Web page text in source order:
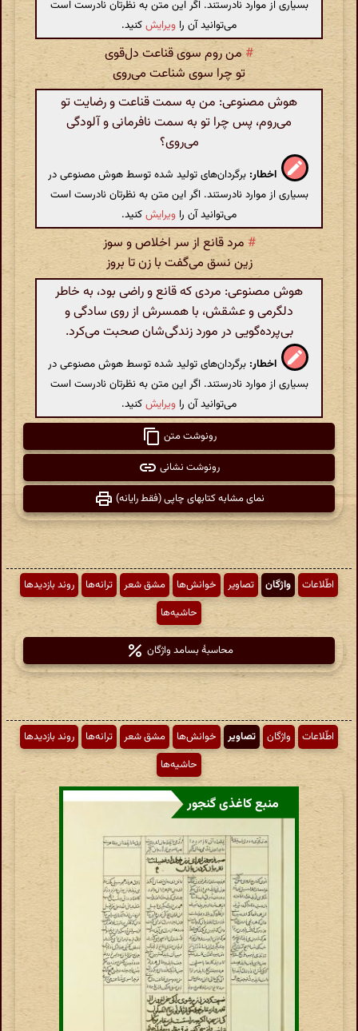
بسیاری از موارد نادرستند. اگر این متن به نظرتان نادرست است
می‌توانید آن را ویرایشکنید.
#من روم سوی قناعت دل‌قوی
تو چرا سوی شناعت می‌روی
هوش مصنوعی: من به سمت قناعت و رضایت تو
می‌روم، پس چرا تو به سمت نافرمانی و آلودگی
می‌روی؟
اخطار: برگردان‌های تولید شده توسط هوش مصنوعی در
بسیاری از موارد نادرستند. اگر این متن به نظرتان نادرست است
می‌توانید آن را ویرایشکنید.
# مرد قانع از سر اخلاص و سوز
زین نسق می‌گفت با زن تا بروز
هوش مصنوعی: مردی که قانع و راضی بود، به خاطر
دلگرمی و عشقش، با همسرش از روی سادگی و
بی‌پرده‌گویی در مورد زندگی‌شان صحبت می‌کرد.
اخطار: برگردان‌های تولید شده توسط هوش مصنوعی در
بسیاری از موارد نادرستند. اگر این متن به نظرتان نادرست است
می‌توانید آن را ویرایشکنید.
رونوشت متن
رونوشت نشانی
نمای مشابه کتابهای چاپی (فقط رایانه)
اطّلاعات واژگان تصاویر خوانش‌ها مشق شعر ترانه‌ها
روند بازدیدها
حاشیه‌ها
محاسبهٔ بسامد واژگان
اطّلاعات واژگان تصاویر خوانش‌ها مشق شعر ترانه‌ها
روند بازدیدها
حاشیه‌ها
منبع کاغذی گنجور